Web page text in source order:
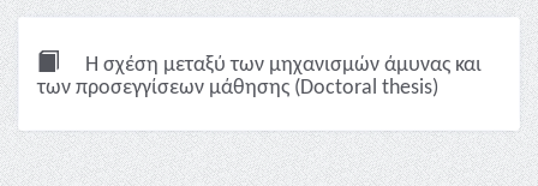
Η σχέση μεταξύ των μηχανισμών άμυνας και
των προσεγγίσεων μάθησης (Doctoral thesis)